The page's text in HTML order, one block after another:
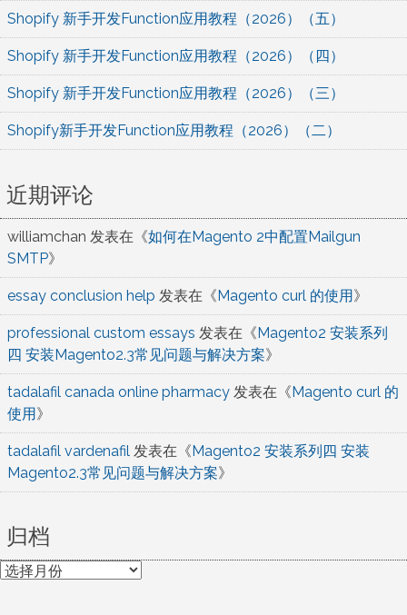
Shopify 新手开发Function应用教程（2026）（五）
Shopify 新手开发Function应用教程（2026）（四）
Shopify 新手开发Function应用教程（2026）（三）
Shopify新手开发Function应用教程（2026）（二）
近期评论
williamchan 发表在《如何在Magento 2中配置Mailgun
SMTP》
essay conclusion help 发表在《Magento curl 的使用》
professional custom essays 发表在《Magento2 安装系列
四 安装Magento2.3常见问题与解决方案》
tadalafil canada online pharmacy 发表在《Magento curl 的
使用》
tadalafil vardenafil 发表在《Magento2 安装系列四 安装
Magento2.3常见问题与解决方案》
归档
归